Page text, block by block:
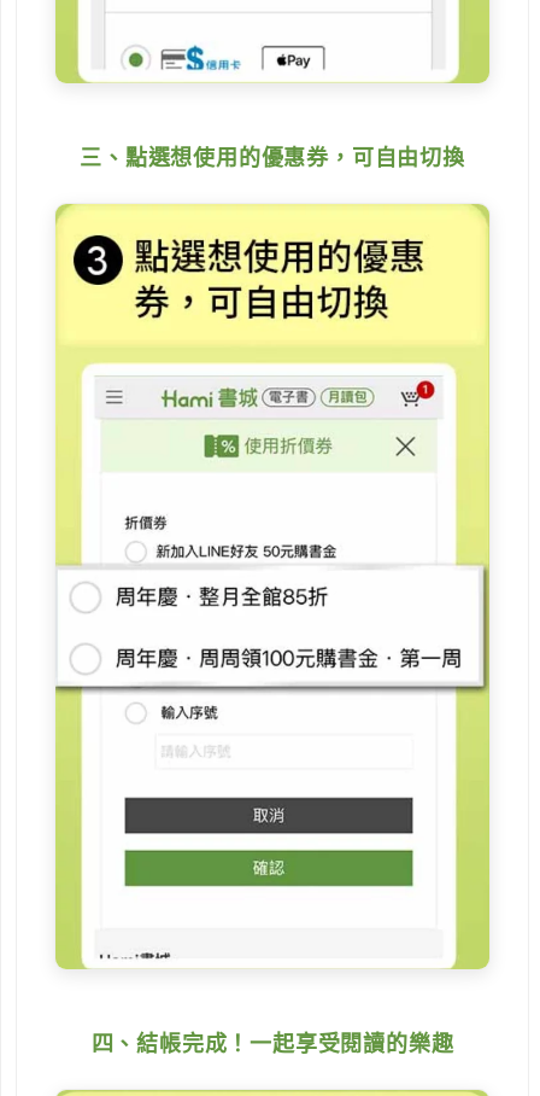
三、點選想使用的優惠券，可自由切換
四、結帳完成！一起享受閱讀的樂趣